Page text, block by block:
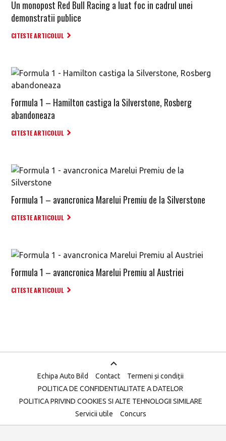
Un monopost Red Bull Racing a luat foc in cadrul unei
demonstratii publice
CITESTE ARTICOLUL
Formula 1 – Hamilton castiga la Silverstone, Rosberg
abandoneaza
CITESTE ARTICOLUL
Formula 1 – avancronica Marelui Premiu de la Silverstone
CITESTE ARTICOLUL
Formula 1 – avancronica Marelui Premiu al Austriei
CITESTE ARTICOLUL
Echipa Auto Bild Contact
Termeni și condiții
POLITICA DE CONFIDENTIALITATE A DATELOR
POLITICA PRIVIND COOKIES SI ALTE TEHNOLOGII SIMILARE
Servicii utile
Concurs